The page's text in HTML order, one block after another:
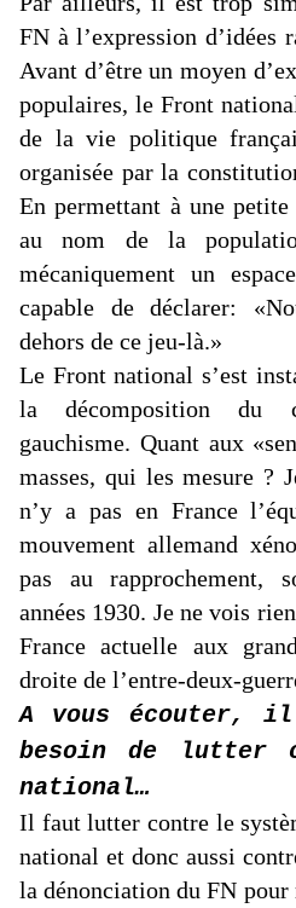
FN à l’expression d’idées
Avant d’être un moyen
populaires, le Front
de la vie politique
organisée par la
En permettant à une
au nom de la
mécaniquement un
capable de déclarer:
dehors de ce jeu-là.»
Le Front national s’est
la décomposition du
gauchisme. Quant aux
masses, qui les mesure ?
n’y a pas en France
mouvement allemand
pas au rapprochement,
années 1930. Je ne vois
France actuelle aux
droite de l’entre-deux-
A vous écouter,
besoin de lutter
national…
Il faut lutter contre le
national et donc aussi
la dénonciation du FN